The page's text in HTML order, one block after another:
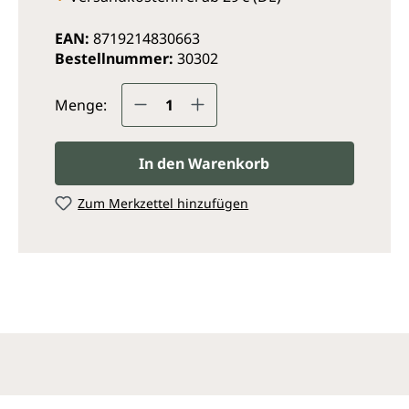
EAN: 8719214830663
Bestellnummer: 30302
Menge: Produkt Anzahl: Gib den
In den Warenkorb
Zum Merkzettel hinzufügen